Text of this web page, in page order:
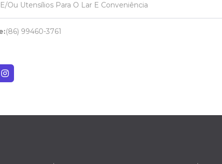
Ou Utensílios Para O Lar E Conveniência
(86) 99460-3761